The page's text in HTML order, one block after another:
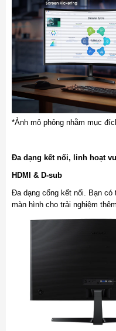
*Ảnh mô phỏng nhằm mục
Đa dạng kết nối, linh hoạt
HDMI & D-sub
Đa dạng cổng kết nối. Bạn
màn hình cho trải nghiệm